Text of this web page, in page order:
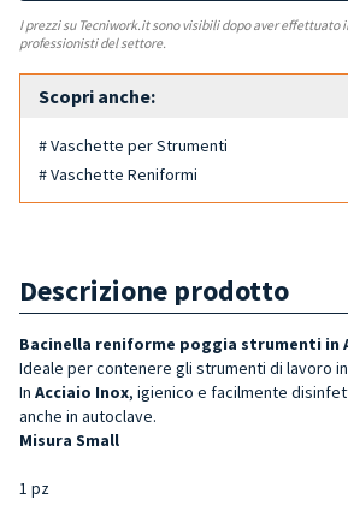
I prezzi su Tecniwork.it sono visibili dopo aver effettuato
professionisti del settore.
Scopri anche:
# Vaschette per Strumenti
# Vaschette Reniformi
Descrizione prodotto
Bacinella reniforme poggia strumenti in
Ideale per contenere gli strumenti di lavoro
In Acciaio Inox, igienico e facilmente
anche in autoclave.
Misura Small
1 pz